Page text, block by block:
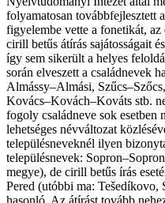
folyamatosan továbbfejlesztett
figyelembe vette a fonetikát,
cirill betűs átírás sajátosságait
így sem sikerült a helyes
során elveszett a családnevek
Almássy–Almási,
Kovács–Kovách–Kováts stb.
fogoly családneve sok esetben
lehetséges névváltozat
településneveknél ilyen
településnevek:
megye), de cirill betűs írás
Pered (utóbbi ma: Tešedíkovo,
hasonló. Az átírást tovább